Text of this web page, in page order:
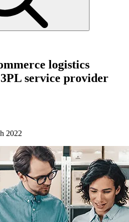
logistics
3PL service provider
2022